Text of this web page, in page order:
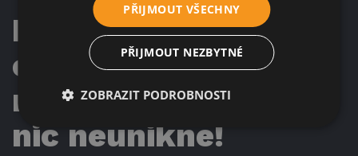
Přihlaste se k
odběru našeho
newsletteru, ať vám
nic neunikne!
PŘIJMOUT VŠECHNY
PŘIJMOUT NEZBYTNÉ
ZOBRAZIT PODROBNOSTI